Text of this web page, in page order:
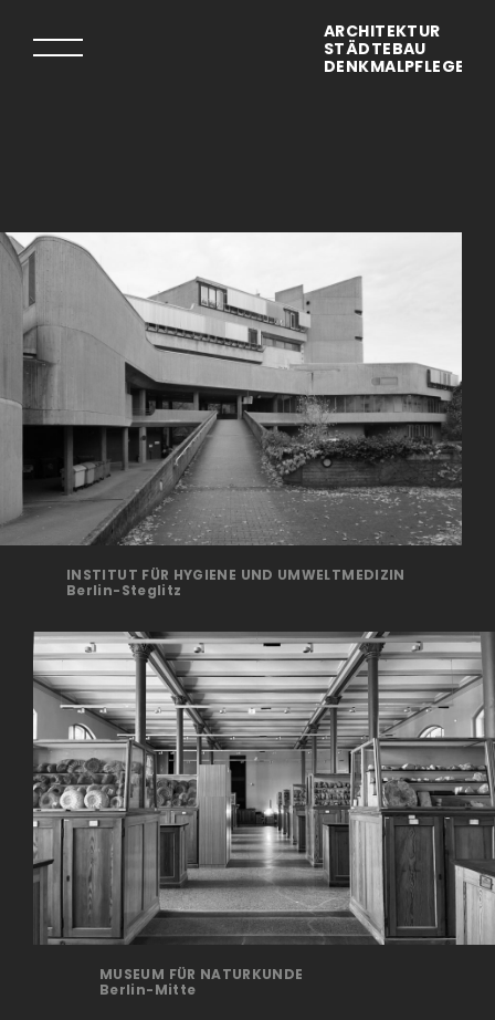
ARCHITEKTUR
STÄDTEBAU
DENKMALPFLEGE
INSTITUT FÜR HYGIENE UND UMWELTMEDIZIN
Berlin-Steglitz
MUSEUM FÜR NATURKUNDE
Berlin-Mitte